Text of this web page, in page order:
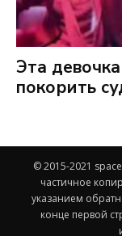
Эта
покорить
© 2015-2021
частичное
указанием
конце первой